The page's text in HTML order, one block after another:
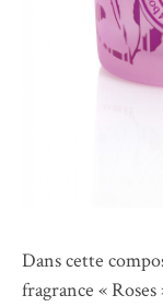
Dans cette
fragrance « Roses